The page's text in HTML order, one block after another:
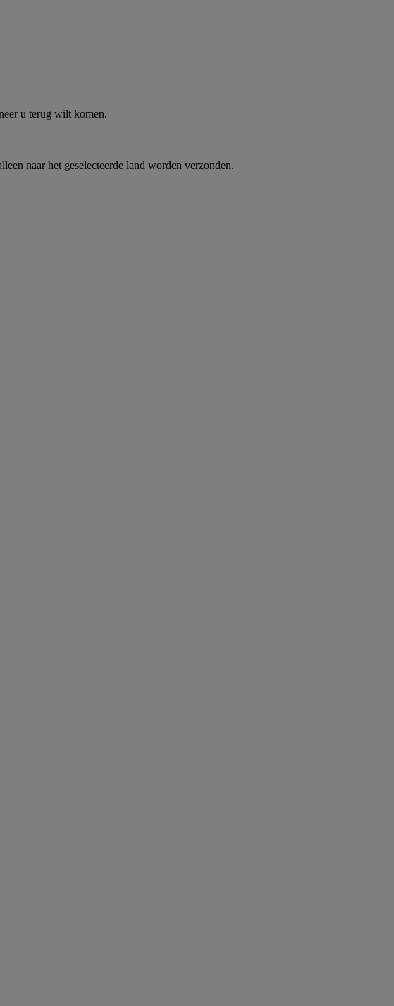
u terug wilt komen.
naar het geselecteerde land worden verzonden.